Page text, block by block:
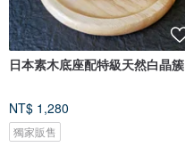
日本素木底座配特級天然白晶簇
NT$ 1,280
獨家販售